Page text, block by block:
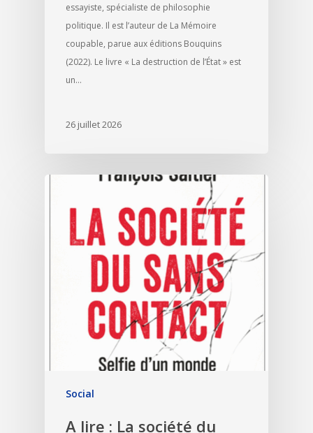
essayiste, spécialiste de philosophie
politique. Il est l’auteur de La Mémoire
coupable, parue aux éditions Bouquins
(2022). Le livre « La destruction de l’État » est
un…
26 juillet 2026
Social
A lire : La société du